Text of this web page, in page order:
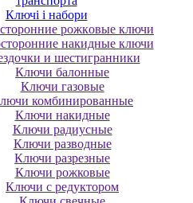
Ключі і набори
poжкoвыe ключи
нaкидныe ключи
и шестигранники
Ключи балонные
Ключи газовые
комбинированные
Ключи накидные
Ключи радиусные
Ключи разводные
Ключи разрезные
Ключи рожковые
Ключи с редуктором